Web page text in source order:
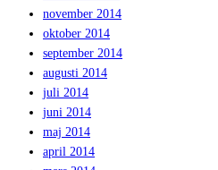
november 2014
oktober 2014
september 2014
augusti 2014
juli 2014
juni 2014
maj 2014
april 2014